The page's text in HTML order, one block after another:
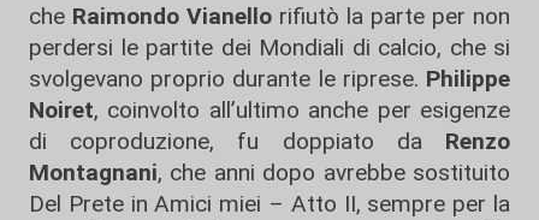
che Raimondo Vianello rifiutò la parte per non
perdersi le partite dei Mondiali di calcio, che si
svolgevano proprio durante le riprese. Philippe
Noiret, coinvolto all’ultimo anche per esigenze
di coproduzione, fu doppiato da Renzo
Montagnani, che anni dopo avrebbe sostituito
Del Prete in Amici miei – Atto II, sempre per la